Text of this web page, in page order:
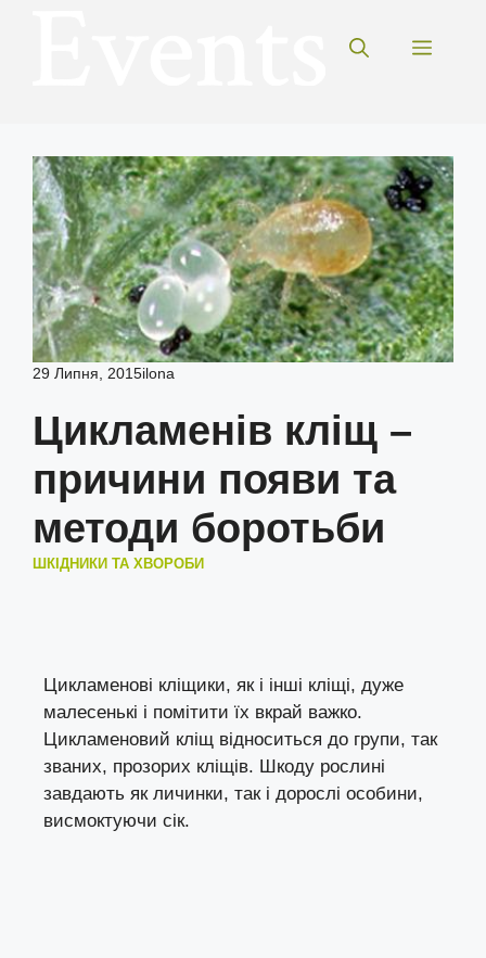
Меню
29 Липня, 2015ilona
Цикламенів кліщ –
причини появи та
методи боротьби
ШКІДНИКИ ТА ХВОРОБИ
Цикламенові кліщики, як і інші кліщі, дуже
малесенькі і помітити їх вкрай важко.
Цикламеновий кліщ відноситься до групи, так
званих, прозорих кліщів. Шкоду рослині
завдають як личинки, так і дорослі особини,
висмоктуючи сік.